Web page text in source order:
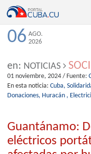
06 AGO.
2026
en: NOTICIAS
01 noviembre, 2024 / Fuente:
En esta noticia: Cuba,
Donaciones, Huracán ,
Guantánamo:
eléctricos